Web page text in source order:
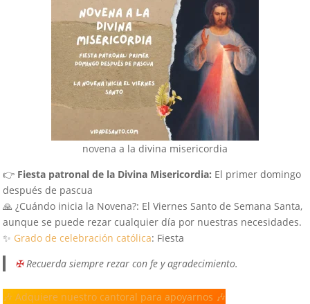
novena a la divina misericordia
👉 Fiesta patronal de la Divina Misericordia: El primer domingo
después de pascua
🙏 ¿Cuándo inicia la Novena?: El Viernes Santo de Semana Santa,
aunque se puede rezar cualquier día por nuestras necesidades.
✨ Grado de celebración católica: Fiesta
✠Recuerda siempre rezar con fe y agradecimiento.
🎶 Adquiere nuestro cantoral para apoyarnos 🎶